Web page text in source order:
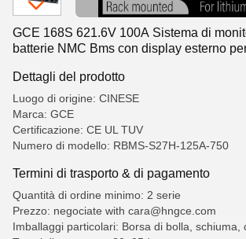
GCE 168S 621.6V 100A Sistema di
batterie NMC Bms con display esterno
Dettagli del prodotto
Luogo di origine: CINESE
Marca: GCE
Certificazione: CE UL TUV
Numero di modello: RBMS-S27H-125A-750
Termini di trasporto & di pagamento
Quantità di ordine minimo: 2 serie
Prezzo: negociate with cara@hngce.com
Imballaggi particolari: Borsa di bolla, schiuma,